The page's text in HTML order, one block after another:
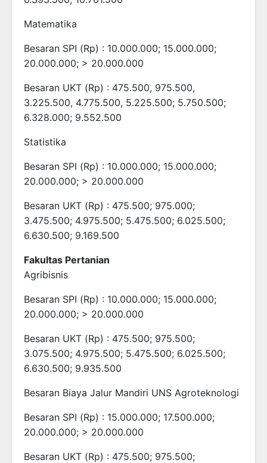
Matematika
Besaran SPI (Rp) : 10.000.000; 15.000.000;
20.000.000; > 20.000.000
Besaran UKT (Rp) : 475.500, 975.500,
3.225.500, 4.775.500, 5.225.500; 5.750.500;
6.328.000; 9.552.500
Statistika
Besaran SPI (Rp) : 10.000.000; 15.000.000;
20.000.000; > 20.000.000
Besaran UKT (Rp) : 475.500; 975.000;
3.475.500; 4.975.500; 5.475.500; 6.025.500;
6.630.500; 9.169.500
Fakultas Pertanian
Agribisnis
Besaran SPI (Rp) : 10.000.000; 15.000.000;
20.000.000; > 20.000.000
Besaran UKT (Rp) : 475.500; 975.500;
3.075.500; 4.975.500; 5.475.500; 6.025.500;
6.630.500; 9.935.500
Besaran Biaya Jalur Mandiri UNS Agroteknologi
Besaran SPI (Rp) : 15.000.000; 17.500.000;
20.000.000; > 20.000.000
Besaran UKT (Rp) : 475.500; 975.500;